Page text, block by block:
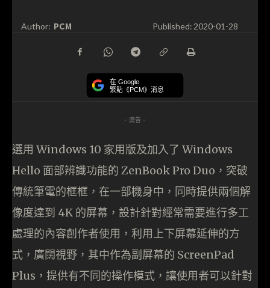
Author: PCM Published:2020-01-28
在 Google
緊貼《PCM》消息
- 廣告 -
選用 Windows 10 家用版及加入了 Windows
Hello 面部辨識功能的 ZenBook Pro Duo，突破
傳統筆電的框框，在一部機身中，同時提供兩個解
像度達到 4K 的屏幕，設計針對經常需要進行多工
處理的內容創作者使用，利用上下屏幕延伸的方
式，廣闊視野，其中作為副屏幕的 ScreenPad
Plus，提供有不同的操作模式，讓使用者可以針對